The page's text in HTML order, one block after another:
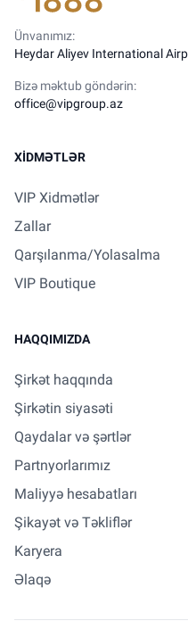
Ünvanımız:
Heydar Aliyev International
Bizə məktub göndərin:
office@vipgroup.az
XIDMƏTLƏR
VIP Xidmətlər
Zallar
Qarşılanma/Yolasalma
VIP Boutique
HAQQIMIZDA
Şirkət haqqında
Şirkətin siyasəti
Qaydalar və şərtlər
Partnyorlarımız
Maliyyə hesabatları
Şikayət və Təkliflər
Karyera
Əlaqə